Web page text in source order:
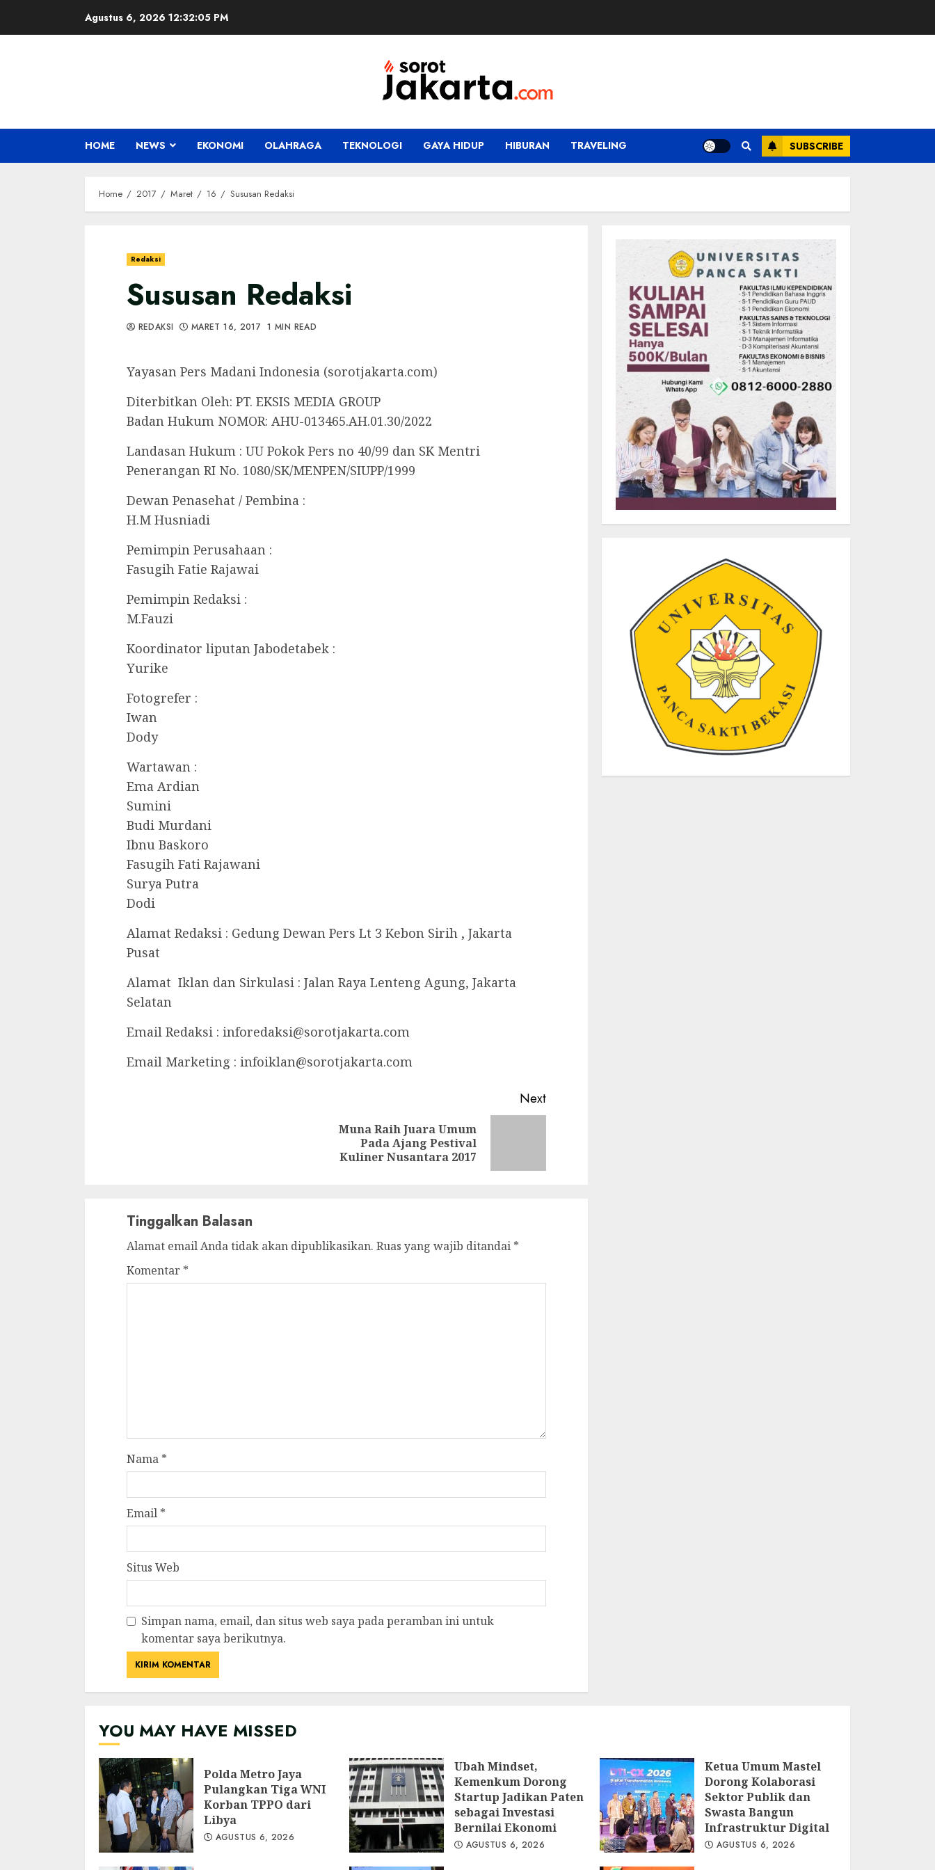
Agustus 6, 2026 12:32:06 PM
HOME NEWS EKONOMI OLAHRAGA TEKNOLOGI GAYA HIDUP HIBURAN TRAVELING SUBSCRIBE
Home 2017 Maret 16 Sususan Redaksi
Redaksi
Sususan Redaksi
REDAKSI MARET 16, 2017 1 MIN READ
Yayasan Pers Madani Indonesia (sorotjakarta.com)
Diterbitkan Oleh: PT. EKSIS MEDIA GROUP
Badan Hukum NOMOR: AHU-013465.AH.01.30/2022
Landasan Hukum : UU Pokok Pers no 40/99 dan SK Mentri
Penerangan RI No. 1080/SK/MENPEN/SIUPP/1999
Dewan Penasehat / Pembina :
H.M Husniadi
Pemimpin Perusahaan :
Fasugih Fatie Rajawai
Pemimpin Redaksi :
M.Fauzi
Koordinator liputan Jabodetabek :
Yurike
Fotogrefer :
Iwan
Dody
Wartawan :
Ema Ardian
Sumini
Budi Murdani
Ibnu Baskoro
Fasugih Fati Rajawani
Surya Putra
Dodi
Alamat Redaksi : Gedung Dewan Pers Lt 3 Kebon Sirih , Jakarta
Pusat
Alamat Iklan dan Sirkulasi : Jalan Raya Lenteng Agung, Jakarta
Selatan
Email Redaksi : inforedaksi@sorotjakarta.com
Email Marketing : infoiklan@sorotjakarta.com
Next
Next
post:
Muna Raih Juara Umum
Pada Ajang Pestival
Kuliner Nusantara 2017
Tinggalkan Balasan
Alamat email Anda tidak akan dipublikasikan. Ruas yang wajib ditandai *
Komentar *
Nama *
Email *
Situs Web
Simpan nama, email, dan situs web saya pada peramban ini untuk
komentar saya berikutnya.
YOU MAY HAVE MISSED
Polda Metro Jaya
Pulangkan Tiga WNI
Korban TPPO dari
Libya
AGUSTUS 6, 2026
Ubah Mindset,
Kemenkum Dorong
Startup Jadikan Paten
sebagai Investasi
Bernilai Ekonomi
AGUSTUS 6, 2026
Ketua Umum Mastel
Dorong Kolaborasi
Sektor Publik dan
Swasta Bangun
Infrastruktur Digital
AGUSTUS 6, 2026